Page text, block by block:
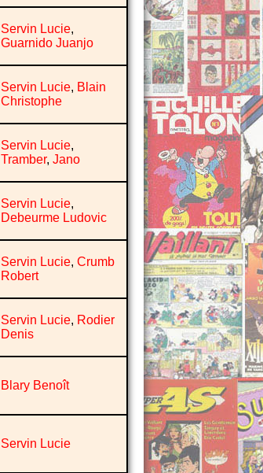
Servin Lucie,
Guarnido Juanjo
Servin Lucie, Blain
Christophe
Servin Lucie,
Tramber, Jano
Servin Lucie,
Debeurme Ludovic
Servin Lucie, Crumb
Robert
Servin Lucie, Rodier
Denis
Blary Benoît
Servin Lucie